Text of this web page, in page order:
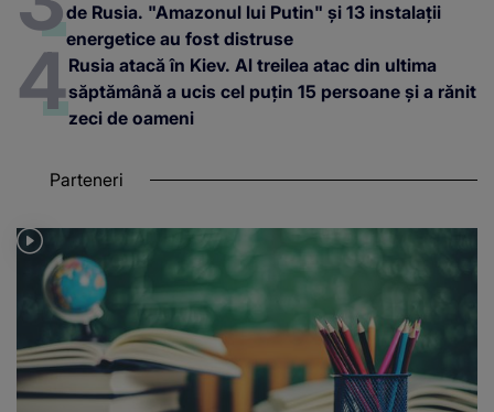
de Rusia. "Amazonul lui Putin" și 13 instalații
energetice au fost distruse
Rusia atacă în Kiev. Al treilea atac din ultima
săptămână a ucis cel puțin 15 persoane și a rănit
zeci de oameni
Parteneri